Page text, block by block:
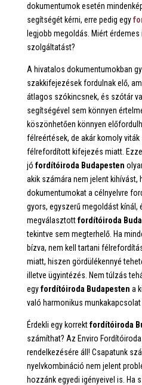
dokumentumok esetén
segítségét kérni, erre pedig egy
legjobb megoldás. Miért érdemes
szolgáltatást?
A hivatalos dokumentumokban
szakkifejezések fordulnak elő,
átlagos szókincsnek, és szótár
segítségével sem könnyen
köszönhetően könnyen
félreértések, de akár komoly
félrefordított kifejezés miatt.
jó fordítóiroda Budapesten
akik számára nem jelent kihívást,
dokumentumokat a célnyelvre
gyors, egyszerű megoldást kínál,
megválasztottfordítóiroda
tekintve sem megterhelő. Ha
bízva, nem kell tartani
miatt, hiszen gördülékennyé
illetve ügyintézés. Nem túlzás
egyfordítóiroda Budapesten a
való harmonikus munkakapcsolat
Érdekli egy korrektfordítóiroda
számíthat? Az Enviro
rendelkezésére áll! Csapatunk
nyelvkombináció nem jelent
hozzánk egyedi igényeivel is. Ha